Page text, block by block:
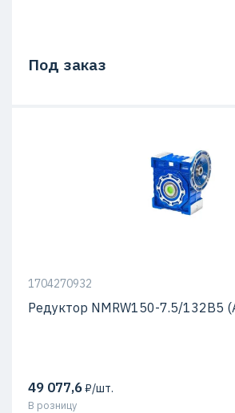
Под заказ
1704270932
Редуктор NMRW150-7.5/132B5
49 077,6₽/шт.
В розницу